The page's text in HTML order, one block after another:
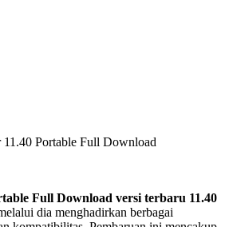
Portable Full Download
Full Download versi terbaru 11.40
dia menghadirkan berbagai